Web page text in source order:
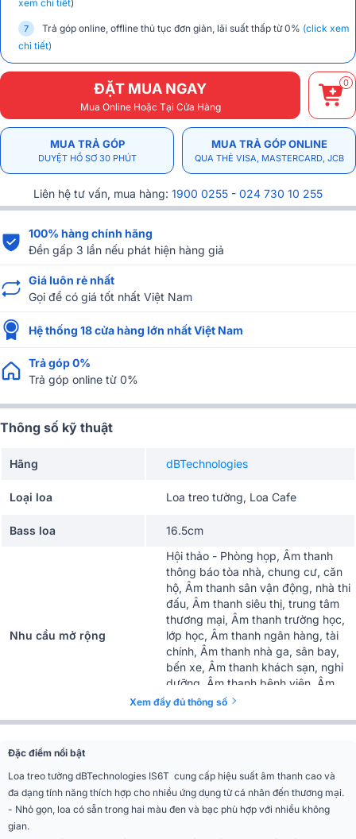
xem chi tiết)
Trả góp online, offline thủ tục đơn giản, lãi suất thấp từ 0% (click xem
chi tiết)
ĐẶT MUA NGAY
Mua Online Hoặc Tại Cửa Hàng
0
MUA TRẢ GÓP
DUYỆT HỒ SƠ 30 PHÚT
MUA TRẢ GÓP ONLINE
QUA THẺ VISA, MASTERCARD, JCB
Liên hệ tư vấn, mua hàng: 1900 0255 - 024 730 10 255
100% hàng chính hãng
Đền gấp 3 lần nếu phát hiện hàng giả
Giá luôn rẻ nhất
Gọi để có giá tốt nhất Việt Nam
Hệ thống 18 cửa hàng lớn nhất Việt Nam
Trả góp 0%
Trả góp online từ 0%
Thông số kỹ thuật
Hãng dBTechnologies
Loại loa Loa treo tường, Loa Cafe
Bass loa 16.5cm
Nhu cầu mở rộng
Hội thảo - Phòng họp, Âm thanh
thông báo tòa nhà, chung cư, căn
hộ, Âm thanh sân vận động, nhà thi
đấu, Âm thanh siêu thị, trung tâm
thương mại, Âm thanh trường học,
lớp học, Âm thanh ngân hàng, tài
chính, Âm thanh nhà ga, sân bay,
bến xe, Âm thanh khách sạn, nghỉ
dưỡng, Âm thanh bệnh viện, Âm
thanh nhà xưởng, nhà máy, văn
Công suất RMS 100W
Công suất Max 400W
Xem đầy đủ thông số
Đặc điểm nổi bật
Loa treo tường dBTechnologies IS6T cung cấp hiệu suất âm thanh cao và
đa dạng tính năng thích hợp cho nhiều ứng dụng từ cá nhân đến thương mại.
- Nhỏ gọn, loa có sẵn trong hai màu đen và bạc phù hợp với nhiều không
gian.